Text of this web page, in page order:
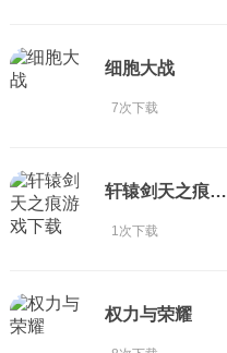
细胞大战
7次下载
轩辕剑天之痕游戏下载
1次下载
权力与荣耀